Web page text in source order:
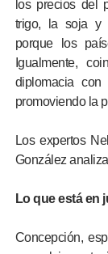
los precios del
trigo, la soja y
porque los
Igualmente,
diplomacia
promoviendo la
Los expertos
González
Lo que está en
Concepción,